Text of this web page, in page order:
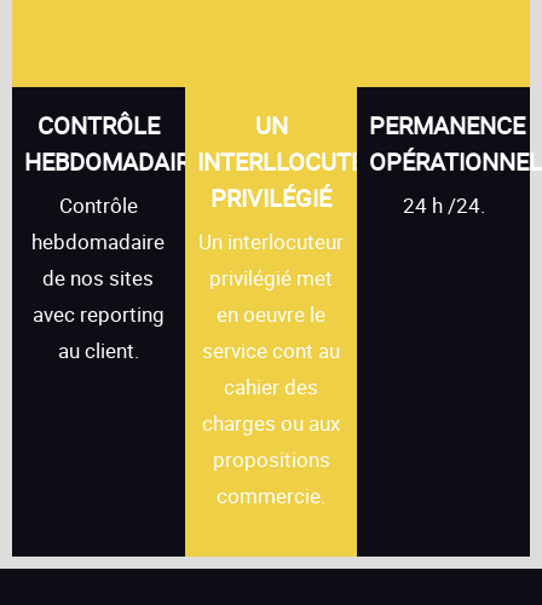
CONTRÔLE
HEBDOMADAIRE
Contrôle
hebdomadaire
de nos sites
avec reporting
au client.
UN
INTERLLOCUTEUR
PRIVILÉGIÉ
Un interlocuteur
privilégié met
en oeuvre le
service cont au
cahier des
charges ou aux
propositions
commercie.
PERMANENCE
24 h /24.